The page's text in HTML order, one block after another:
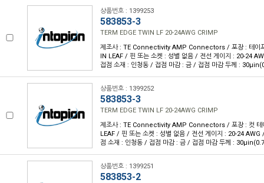
상품번호 : 1399253
583853-3
TERM EDGE TWIN LF 20-24AWG CRIMP
제조사 : TE Connectivity AMP Connectors / 포장 : 테이
IN LEAF / 핀 또는 소켓 : 성별 없음 / 전선 게이지 : 20-24
접점 소재 : 인청동 / 접점 마감 : 금 / 접점 마감 두께 :
상품번호 : 1399252
583853-3
TERM EDGE TWIN LF 20-24AWG CRIMP
제조사 : TE Connectivity AMP Connectors / 포장 : 컷 테
LEAF / 핀 또는 소켓 : 성별 없음 / 전선 게이지 : 20-24
점 소재 : 인청동 / 접점 마감 : 금 / 접점 마감 두께 :
상품번호 : 1399251
583853-2